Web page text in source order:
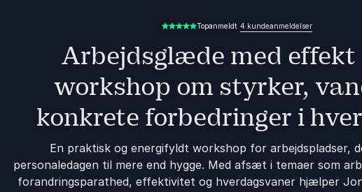
5.00 ud af 5Topanmeldt 4 kundeanmeldelser
Arbejdsglæde med effekt
workshop om styrker,
konkrete forbedringer i
En praktisk og energifyldt workshop for arbejdspladser,
personaledagen til mere end hygge. Med afsæt i temaer som
forandringsparathed, effektivitet og hverdagsvaner hjælper